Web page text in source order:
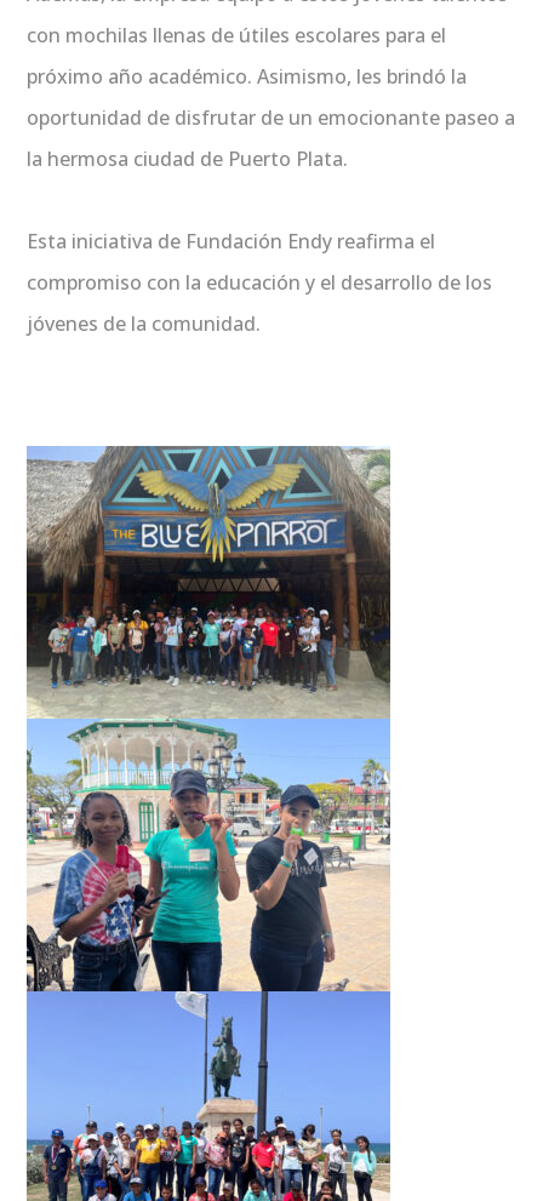
con mochilas llenas de útiles escolares para el
próximo año académico. Asimismo, les brindó la
oportunidad de disfrutar de un emocionante paseo a
la hermosa ciudad de Puerto Plata.
Esta iniciativa de Fundación Endy reafirma el
compromiso con la educación y el desarrollo de los
jóvenes de la comunidad.